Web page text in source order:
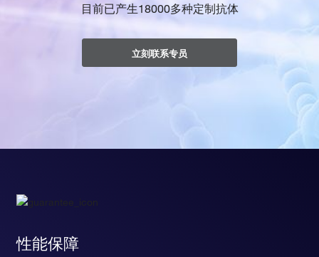
目前已产生18000多种定制抗体
立刻联系专员
性能保障